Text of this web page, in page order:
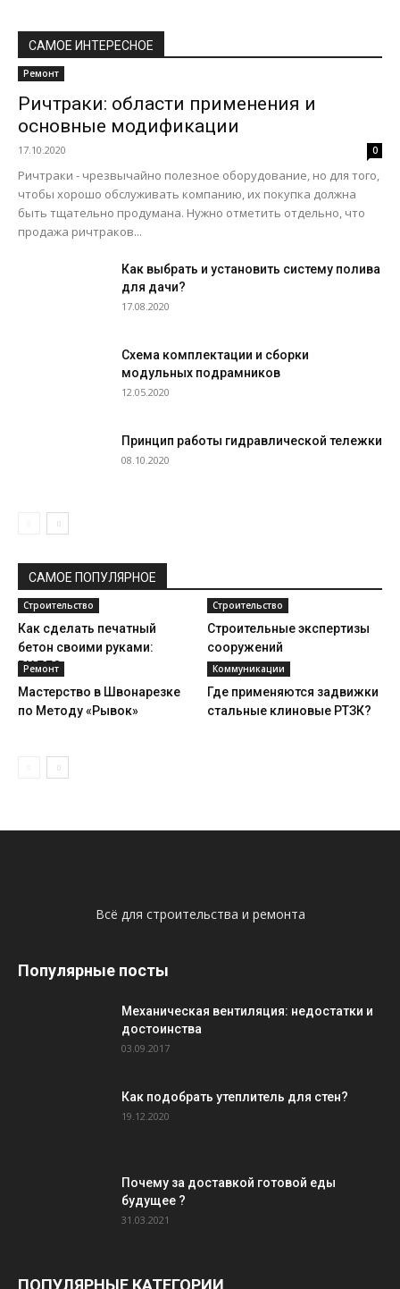
САМОЕ ИНТЕРЕСНОЕ
Ремонт
Ричтраки: области применения и
основные модификации
17.10.2020 0
Ричтраки - чрезвычайно полезное оборудование, но для того,
чтобы хорошо обслуживать компанию, их покупка должна
быть тщательно продумана. Нужно отметить отдельно, что
продажа ричтраков...
Как выбрать и установить систему полива
для дачи?
17.08.2020
Схема комплектации и сборки
модульных подрамников
12.05.2020
Принцип работы гидравлической тележки
08.10.2020
САМОЕ ПОПУЛЯРНОЕ
Строительство
Как сделать печатный
бетон своими руками:
ВИДЕО
Строительство
Строительные экспертизы
сооружений
Ремонт
Мастерство в Швонарезке
по Методу «Рывок»
Коммуникации
Где применяются задвижки
стальные клиновые РТЗК?
Всё для строительства и ремонта
Популярные посты
Механическая вентиляция: недостатки и
достоинства
03.09.2017
Как подобрать утеплитель для стен?
19.12.2020
Почему за доставкой готовой еды
будущее ?
31.03.2021
ПОПУЛЯРНЫЕ КАТЕГОРИИ